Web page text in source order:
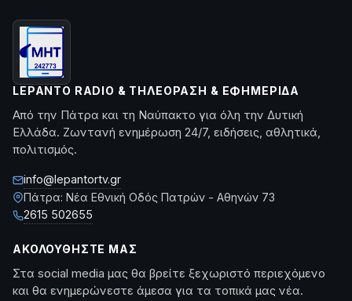
LEPANTO RADIO & ΤΗΛΕΌΡΑΣΗ & ΕΦΗΜΕΡΊΔΑ
Από την Πάτρα και τη Ναύπακτο για όλη την Δυτική
Ελλάδα. Ζωντανή ενημέρωση 24/7, ειδήσεις, αθλητικά,
πολιτισμός.
info@lepantortv.gr
Πάτρα: Νέα Εθνική Οδός Πατρών - Αθηνών 73
2615 502655
ΑΚΟΛΟΥΘΉΣΤΕ ΜΑΣ
Στα social media μας θα βρείτε ξεχωριστό περιεχόμενο
και θα ενημερώνεστε άμεσα για τα τοπικά μας νέα.